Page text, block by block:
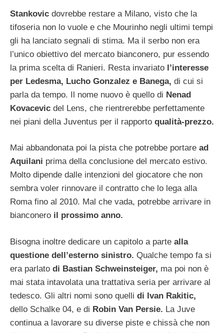
Stankovic dovrebbe restare a Milano, visto che la
tifoseria non lo vuole e che Mourinho negli ultimi tempi
gli ha lanciato segnali di stima. Ma il serbo non era
l’unico obiettivo del mercato bianconero, pur essendo
la prima scelta di Ranieri. Resta invariato l’interesse
per Ledesma, Lucho Gonzalez e Banega, di cui si
parla da tempo. Il nome nuovo è quello di Nenad
Kovacevic del Lens, che rientrerebbe perfettamente
nei piani della Juventus per il rapporto qualità-prezzo.
Mai abbandonata poi la pista che potrebbe portare ad
Aquilani prima della conclusione del mercato estivo.
Molto dipende dalle intenzioni del giocatore che non
sembra voler rinnovare il contratto che lo lega alla
Roma fino al 2010. Mal che vada, potrebbe arrivare in
bianconero il prossimo anno.
Bisogna inoltre dedicare un capitolo a parte alla
questione dell’esterno sinistro. Qualche tempo fa si
era parlato di Bastian Schwein­steiger, ma poi non è
mai stata intavolata una trattativa seria per arrivare al
tedesco. Gli altri nomi sono quelli di Ivan Rakitic,
dello Schalke 04, e di Robin Van Persie. La Juve
continua a lavorare su diverse piste e chissà che non